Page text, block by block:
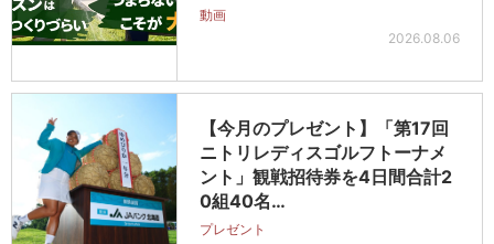
動画
2026.08.06
【今月のプレゼント】「第17回
ニトリレディスゴルフトーナメ
ント」観戦招待券を4日間合計2
0組40名…
プレゼント